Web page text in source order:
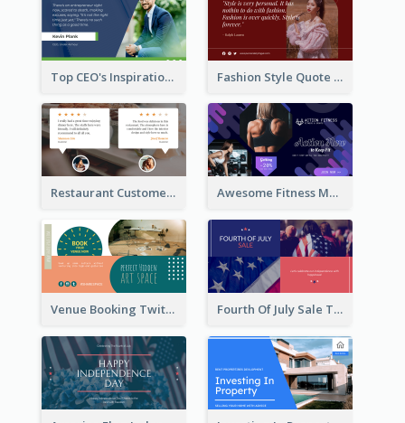
Top CEO's Inspirational Quote Twitter Post Fashion Style Quote Twitter Post
Restaurant Customer Review Twitter Post Awesome Fitness Member Discount Twitter Post Design
Venue Booking Twitter Post Design Fourth Of July Sale Twitter Post